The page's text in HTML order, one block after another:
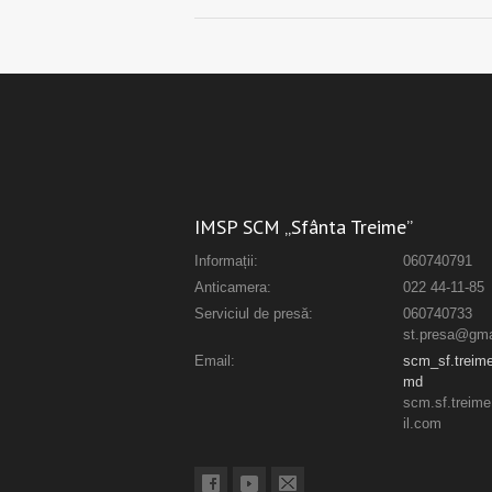
IMSP SCM „Sfânta Treime”
Informații:
060740791
Anticamera:
022 44-11-85
Serviciul de presă:
060740733
Email:
md
il.com